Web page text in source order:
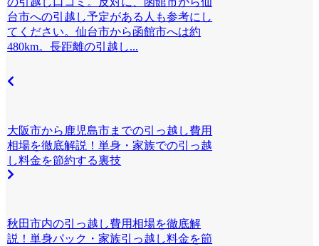
台市への引越し予定がある人も参考にし
てください。仙台市から函館市へは約
480km。長距離の引越し...
大阪市から鹿児島市までの引っ越し費用
相場を徹底解説！単身・家族での引っ越
し料金を節約する裏技
秋田市内の引っ越し費用相場を徹底解
説！単身パック・家族引っ越し料金を節